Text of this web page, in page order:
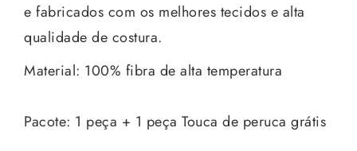
e fabricados com os melhores tecidos e alta
qualidade de costura.
Material: 100% fibra de alta temperatura
Pacote: 1 peça + 1 peça Touca de peruca grátis